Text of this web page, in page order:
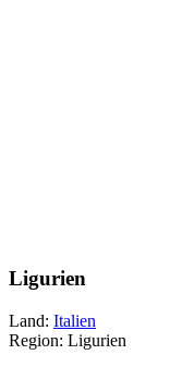
Ligurien
Land: Italien
Region: Ligurien